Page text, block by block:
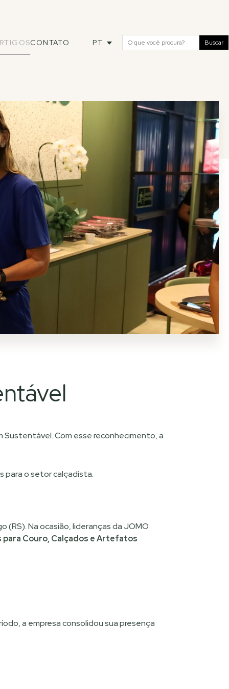
CONTATO PT Buscar
Sustentável. Com esse reconhecimento, a
para o setor calçadista.
Na ocasião, lideranças da JOMO
Couro, Calçados e Artefatos
a empresa consolidou sua presença